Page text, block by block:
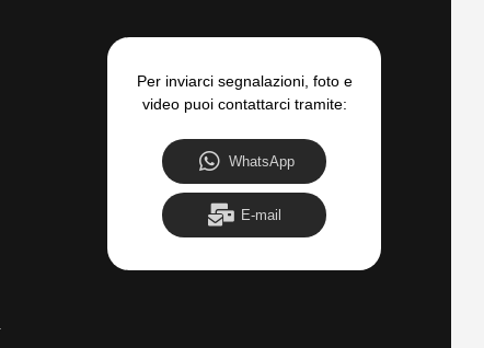
Per inviarci segnalazioni, foto e
video puoi contattarci tramite:
WhatsApp
E-mail